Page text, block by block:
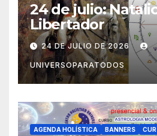
24 de julio:
Libertador
24 DE JULIO DE 2026
UNIVERSOPARATODOS
AGENDA HOLÍSTICA BANNERS